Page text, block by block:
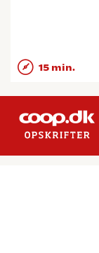
15 min.